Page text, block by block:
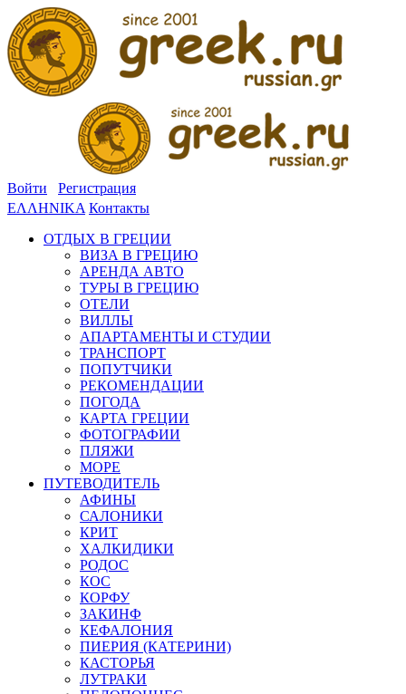
Войти
Регистрация
ΕΛΛΗΝΙΚΑ Контакты
ОТДЫХ В ГРЕЦИИ
ВИЗА В ГРЕЦИЮ
АРЕНДА АВТО
ТУРЫ В ГРЕЦИЮ
ОТЕЛИ
ВИЛЛЫ
АПАРТАМЕНТЫ И СТУДИИ
ТРАНСПОРТ
ПОПУТЧИКИ
РЕКОМЕНДАЦИИ
ПОГОДА
КАРТА ГРЕЦИИ
ФОТОГРАФИИ
ПЛЯЖИ
МОРЕ
ПУТЕВОДИТЕЛЬ
АФИНЫ
САЛОНИКИ
КРИТ
ХАЛКИДИКИ
РОДОС
КОС
КОРФУ
ЗАКИНФ
КЕФАЛОНИЯ
ПИЕРИЯ (КАТЕРИНИ)
КАСТОРЬЯ
ЛУТРАКИ